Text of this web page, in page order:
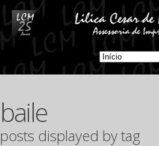
baile
posts displayed by tag